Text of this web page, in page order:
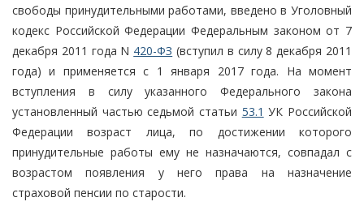
свободы принудительными работами, введено в Уголовный
кодекс Российской Федерации Федеральным законом от 7
декабря 2011 года N 420-ФЗ (вступил в силу 8 декабря 2011
года) и применяется с 1 января 2017 года. На момент
вступления в силу указанного Федерального закона
установленный частью седьмой статьи 53.1 УК Российской
Федерации возраст лица, по достижении которого
принудительные работы ему не назначаются, совпадал с
возрастом появления у него права на назначение
страховой пенсии по старости.